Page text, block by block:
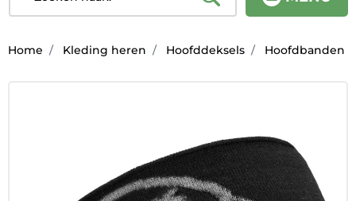
Home Kleding heren Hoofddeksels Hoofdbanden